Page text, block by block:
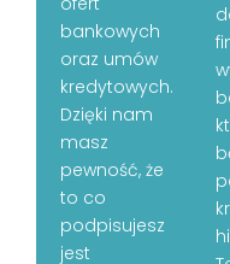
bankowych
oraz umów
kredytowych.
Dzięki nam
masz
pewność, że
to co
podpisujesz
jest